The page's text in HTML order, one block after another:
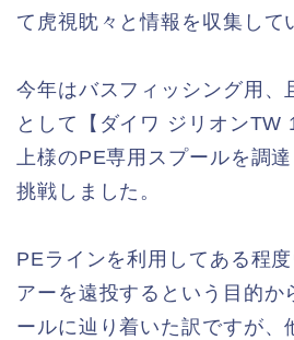
て虎視眈々と情報を収集して
今年はバスフィッシング用、
として【ダイワ ジリオンTW
上様のPE専用スプールを調
挑戦しました。
PEラインを利用してある程
アーを遠投するという目的か
ールに辿り着いた訳ですが、